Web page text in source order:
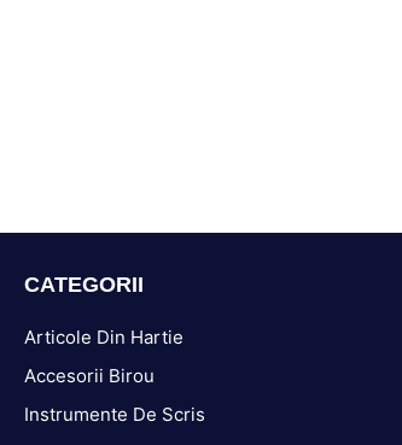
CATEGORII
Articole Din Hartie
Accesorii Birou
Instrumente De Scris